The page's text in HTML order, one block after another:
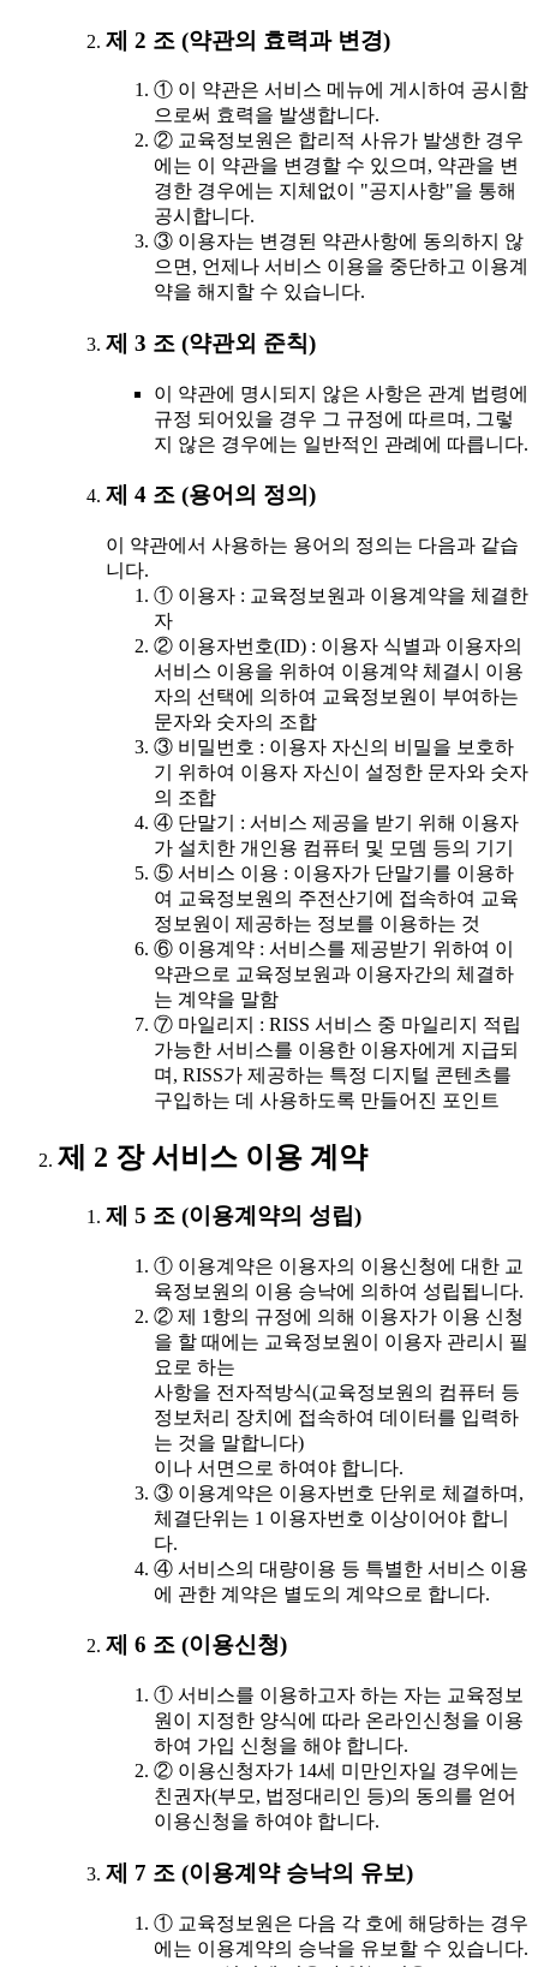
제 2 조 (약관의 효력과 변경)
① 이 약관은 서비스 메뉴에 게시하여 공시함
으로써 효력을 발생합니다.
② 교육정보원은 합리적 사유가 발생한 경우
에는 이 약관을 변경할 수 있으며, 약관을 변
경한 경우에는 지체없이 "공지사항"을 통해
공시합니다.
③ 이용자는 변경된 약관사항에 동의하지 않
으면, 언제나 서비스 이용을 중단하고 이용계
약을 해지할 수 있습니다.
제 3 조 (약관외 준칙)
이 약관에 명시되지 않은 사항은 관계 법령에
규정 되어있을 경우 그 규정에 따르며, 그렇
지 않은 경우에는 일반적인 관례에 따릅니다.
제 4 조 (용어의 정의)
이 약관에서 사용하는 용어의 정의는 다음과 같습
니다.
① 이용자 : 교육정보원과 이용계약을 체결한
자
② 이용자번호(ID) : 이용자 식별과 이용자의
서비스 이용을 위하여 이용계약 체결시 이용
자의 선택에 의하여 교육정보원이 부여하는
문자와 숫자의 조합
③ 비밀번호 : 이용자 자신의 비밀을 보호하
기 위하여 이용자 자신이 설정한 문자와 숫자
의 조합
④ 단말기 : 서비스 제공을 받기 위해 이용자
가 설치한 개인용 컴퓨터 및 모뎀 등의 기기
⑤ 서비스 이용 : 이용자가 단말기를 이용하
여 교육정보원의 주전산기에 접속하여 교육
정보원이 제공하는 정보를 이용하는 것
⑥ 이용계약 : 서비스를 제공받기 위하여 이
약관으로 교육정보원과 이용자간의 체결하
는 계약을 말함
⑦ 마일리지 : RISS 서비스 중 마일리지 적립
가능한 서비스를 이용한 이용자에게 지급되
며, RISS가 제공하는 특정 디지털 콘텐츠를
구입하는 데 사용하도록 만들어진 포인트
제 2 장 서비스 이용 계약
제 5 조 (이용계약의 성립)
① 이용계약은 이용자의 이용신청에 대한 교
육정보원의 이용 승낙에 의하여 성립됩니다.
② 제 1항의 규정에 의해 이용자가 이용 신청
을 할 때에는 교육정보원이 이용자 관리시 필
요로 하는
사항을 전자적방식(교육정보원의 컴퓨터 등
정보처리 장치에 접속하여 데이터를 입력하
는 것을 말합니다)
이나 서면으로 하여야 합니다.
③ 이용계약은 이용자번호 단위로 체결하며,
체결단위는 1 이용자번호 이상이어야 합니
다.
④ 서비스의 대량이용 등 특별한 서비스 이용
에 관한 계약은 별도의 계약으로 합니다.
제 6 조 (이용신청)
① 서비스를 이용하고자 하는 자는 교육정보
원이 지정한 양식에 따라 온라인신청을 이용
하여 가입 신청을 해야 합니다.
② 이용신청자가 14세 미만인자일 경우에는
친권자(부모, 법정대리인 등)의 동의를 얻어
이용신청을 하여야 합니다.
제 7 조 (이용계약 승낙의 유보)
① 교육정보원은 다음 각 호에 해당하는 경우
에는 이용계약의 승낙을 유보할 수 있습니다.